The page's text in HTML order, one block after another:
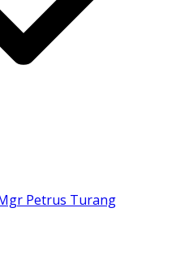
Petrus Turang